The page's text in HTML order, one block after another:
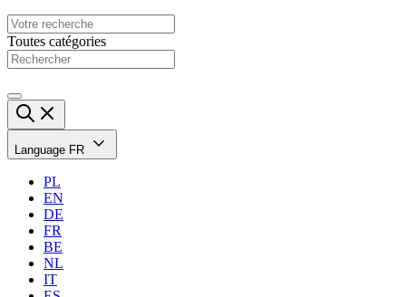
Toutes catégories
Language FR
PL
EN
DE
FR
BE
NL
IT